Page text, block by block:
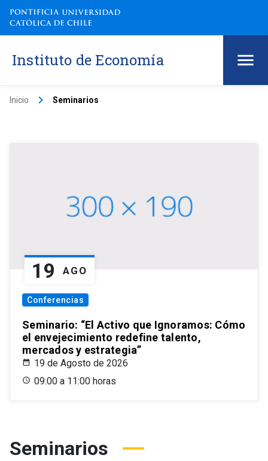
Instituto de Economía
Inicio keyboard_arrow_right Seminarios
19 AGO
Conferencias
Seminario: “El Activo que Ignoramos: Cómo
el envejecimiento redefine talento,
mercados y estrategia”
19 de Agosto de 2026
09:00 a 11:00 horas
Seminarios